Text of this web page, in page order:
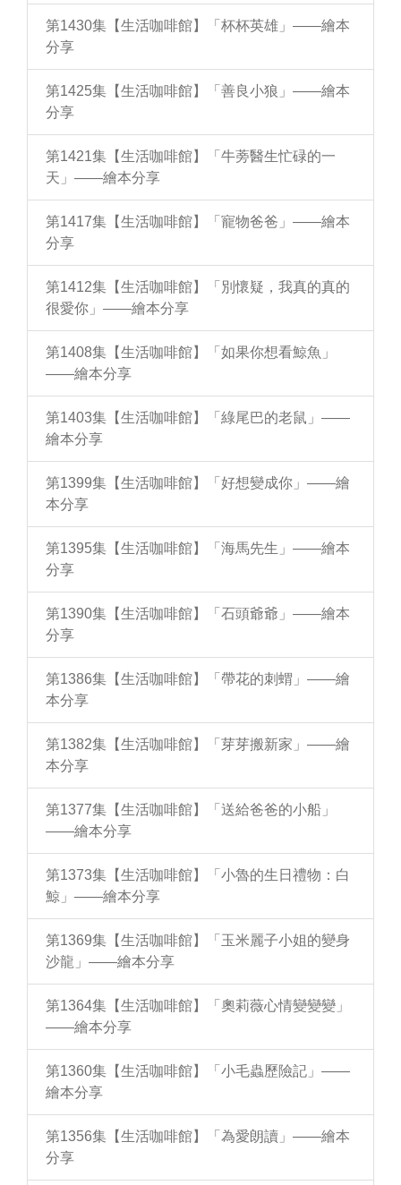
第1430集【生活咖啡館】「杯杯英雄」——繪本
分享
第1425集【生活咖啡館】「善良小狼」——繪本
分享
第1421集【生活咖啡館】「牛蒡醫生忙碌的一
天」——繪本分享
第1417集【生活咖啡館】「寵物爸爸」——繪本
分享
第1412集【生活咖啡館】「別懷疑，我真的真的
很愛你」——繪本分享
第1408集【生活咖啡館】「如果你想看鯨魚」
——繪本分享
第1403集【生活咖啡館】「綠尾巴的老鼠」——
繪本分享
第1399集【生活咖啡館】「好想變成你」——繪
本分享
第1395集【生活咖啡館】「海馬先生」——繪本
分享
第1390集【生活咖啡館】「石頭爺爺」——繪本
分享
第1386集【生活咖啡館】「帶花的刺蝟」——繪
本分享
第1382集【生活咖啡館】「芽芽搬新家」——繪
本分享
第1377集【生活咖啡館】「送給爸爸的小船」
——繪本分享
第1373集【生活咖啡館】「小魯的生日禮物：白
鯨」——繪本分享
第1369集【生活咖啡館】「玉米麗子小姐的變身
沙龍」——繪本分享
第1364集【生活咖啡館】「奧莉薇心情變變變」
——繪本分享
第1360集【生活咖啡館】「小毛蟲歷險記」——
繪本分享
第1356集【生活咖啡館】「為愛朗讀」——繪本
分享